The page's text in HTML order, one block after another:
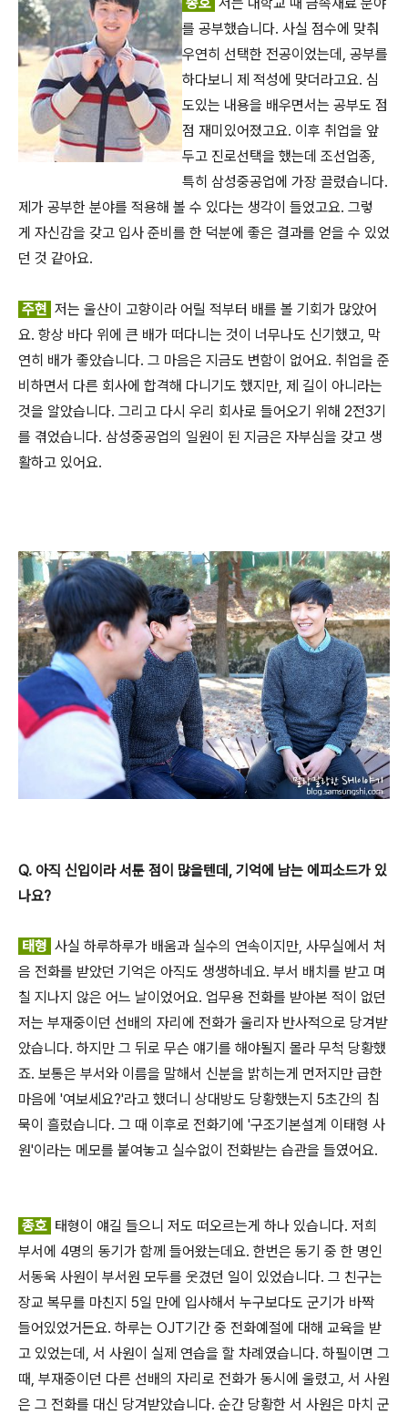
를 공부했습니다. 사실 점수에 맞춰
우연히 선택한 전공이었는데, 공부를
하다보니 제 적성에 맞더라고요. 심
도있는 내용을 배우면서는 공부도 점
점 재미있어졌고요. 이후 취업을 앞
두고 진로선택을 했는데 조선업종,
특히 삼성중공업에 가장 끌렸습니다.
제가 공부한 분야를 적용해 볼 수 있다는 생각이 들었고요. 그렇
게 자신감을 갖고 입사 준비를 한 덕분에 좋은 결과를 얻을 수 있었
던 것 같아요.
주현 저는 울산이 고향이라 어릴 적부터 배를 볼 기회가 많았어
요. 항상 바다 위에 큰 배가 떠다니는 것이 너무나도 신기했고, 막
연히 배가 좋았습니다. 그 마음은 지금도 변함이 없어요. 취업을 준
비하면서 다른 회사에 합격해 다니기도 했지만, 제 길이 아니라는
것을 알았습니다. 그리고 다시 우리 회사로 들어오기 위해 2전3기
를 겪었습니다. 삼성중공업의 일원이 된 지금은 자부심을 갖고 생
활하고 있어요.
Q. 아직 신입이라 서툰 점이 많을텐데, 기억에 남는 에피소드가 있
나요?
태형 사실 하루하루가 배움과 실수의 연속이지만, 사무실에서 처
음 전화를 받았던 기억은 아직도 생생하네요. 부서 배치를 받고 며
칠 지나지 않은 어느 날이었어요. 업무용 전화를 받아본 적이 없던
저는 부재중이던 선배의 자리에 전화가 울리자 반사적으로 당겨받
았습니다. 하지만 그 뒤로 무슨 얘기를 해야될지 몰라 무척 당황했
죠. 보통은 부서와 이름을 말해서 신분을 밝히는게 먼저지만 급한
마음에 '여보세요?'라고 했더니 상대방도 당황했는지 5초간의 침
묵이 흘렀습니다. 그 때 이후로 전화기에 '구조기본설계 이태형 사
원'이라는 메모를 붙여놓고 실수없이 전화받는 습관을 들였어요.
종호 태형이 얘길 들으니 저도 떠오르는게 하나 있습니다. 저희
부서에 4명의 동기가 함께 들어왔는데요. 한번은 동기 중 한 명인
서동욱 사원이 부서원 모두를 웃겼던 일이 있었습니다. 그 친구는
장교 복무를 마친지 5일 만에 입사해서 누구보다도 군기가 바짝
들어있었거든요. 하루는 OJT기간 중 전화예절에 대해 교육을 받
고 있었는데, 서 사원이 실제 연습을 할 차례였습니다. 하필이면 그
때, 부재중이던 다른 선배의 자리로 전화가 동시에 울렸고, 서 사원
은 그 전화를 대신 당겨받았습니다. 순간 당황한 서 사원은 마치 군